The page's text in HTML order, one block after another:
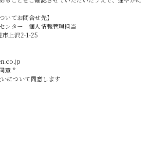
いてお問合せ先】
ンター 個人情報管理担当
上沢2-1-25
意 *
について同意します